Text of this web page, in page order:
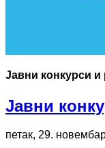
Јавни конкурси
Јавни
петак, 29.